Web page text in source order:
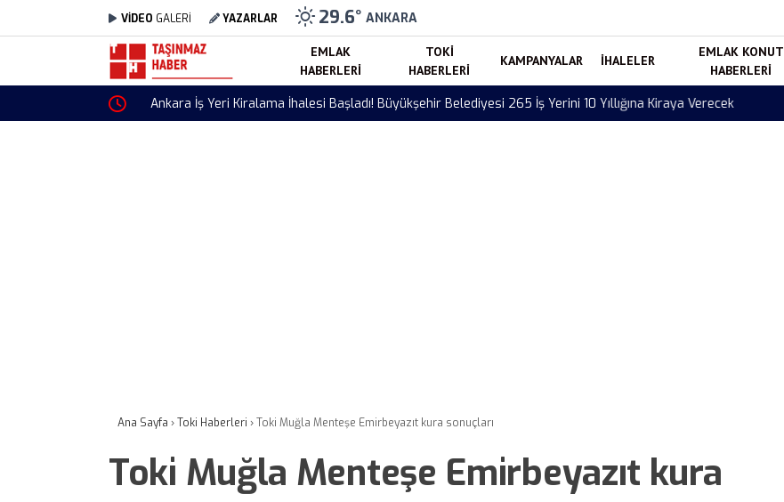
VİDEO GALERİ YAZARLAR 29.6° ANKARA
EMLAK
HABERLERI
TOKI
HABERLERI
KAMPANYALAR İHALELER
EMLAK KONUT
HABERLERI
Ankara İş Yeri Kiralama İhalesi Başladı! Büyükşehir Belediyesi 265 İş Yerini 10 Yıllığına Kiraya Verecek
Ana Sayfa ›Toki Haberleri ›Toki Muğla Menteşe Emirbeyazıt kura sonuçları
Toki Muğla Menteşe Emirbeyazıt kura